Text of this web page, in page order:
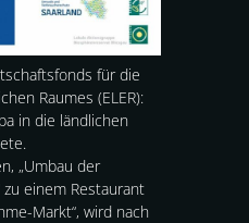
für die
Raumes (ELER):
in die ländlichen
„Umbau der
zu einem Restaurant
Markt“, wird nach